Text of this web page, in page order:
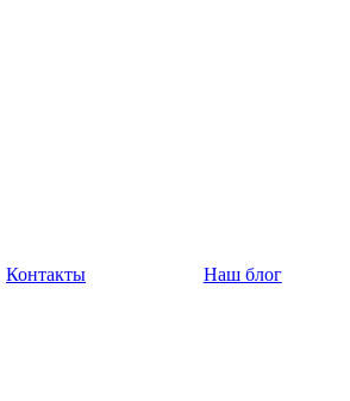
Контакты
Наш блог